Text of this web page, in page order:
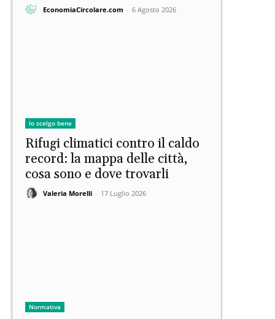
EconomiaCircolare.com - 6 Agosto 2026
Io scelgo bene
Rifugi climatici contro il caldo
record: la mappa delle città,
cosa sono e dove trovarli
Valeria Morelli - 17 Luglio 2026
Normativa